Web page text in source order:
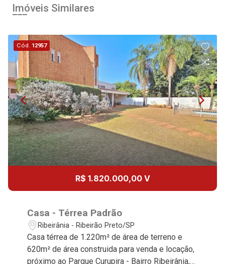
14
Aug/Fri
15
Aug/Sat
17
Aug/Mon
18
Aug/Tue
Aug/Wed
Imóveis Similares
Cód. 12957
R$ 1.820.000,00 V
Casa - Térrea Padrão
Ribeirânia - Ribeirão Preto/SP
Casa térrea de 1.220m² de área de terreno e
620m² de área construida para venda e locação,
próximo ao Parque Curupira - Bairro Ribeirânia,